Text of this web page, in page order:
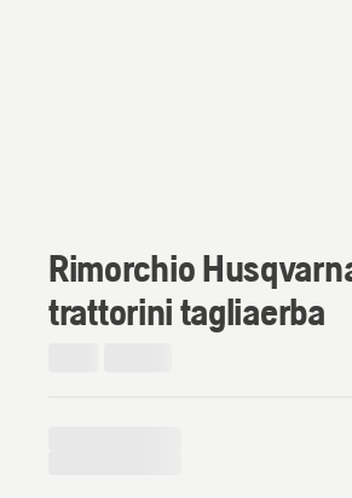
Rimorchio
trattorini tagliaerba